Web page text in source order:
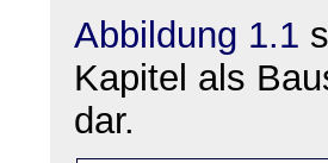
Abbildung 1.1
Kapitel als
dar.